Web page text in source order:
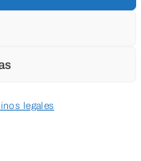
legales